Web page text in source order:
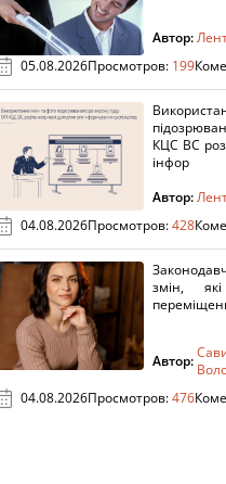
Автор:
05.08.2026Просмотров: 199
КЦС ВС
інфор
Автор:
04.08.2026Просмотров:428
змін,
Автор:
04.08.2026Просмотров:476